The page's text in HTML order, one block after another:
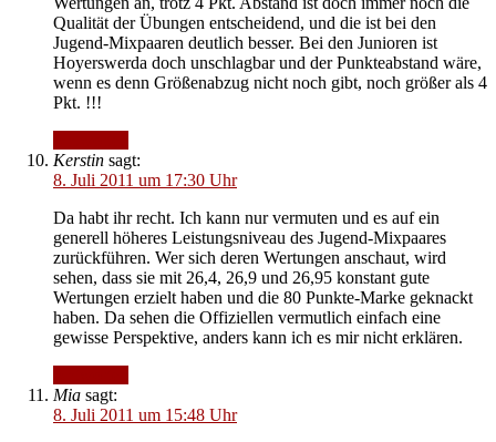
Qualität der Übungen entscheidend, und die ist bei den
Jugend-Mixpaaren deutlich besser. Bei den Junioren ist
Hoyerswerda doch unschlagbar und der Punkteabstand wäre,
wenn es denn Größenabzug nicht noch gibt, noch größer als 4
Pkt. !!!
Kerstin sagt:
8. Juli 2011 um 17:30 Uhr
Da habt ihr recht. Ich kann nur vermuten und es auf ein
generell höheres Leistungsniveau des Jugend-Mixpaares
zurückführen. Wer sich deren Wertungen anschaut, wird
sehen, dass sie mit 26,4, 26,9 und 26,95 konstant gute
Wertungen erzielt haben und die 80 Punkte-Marke geknackt
haben. Da sehen die Offiziellen vermutlich einfach eine
gewisse Perspektive, anders kann ich es mir nicht erklären.
Mia sagt:
8. Juli 2011 um 15:48 Uhr